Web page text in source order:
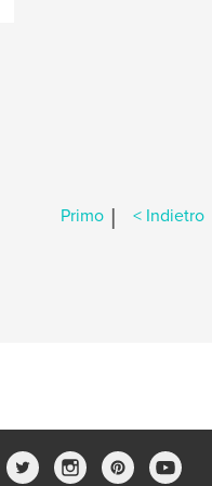
Primo | < Indietro